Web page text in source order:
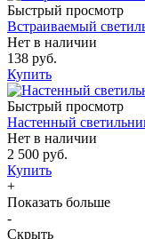
Быстрый просмотр
Встраиваемый
Нет в наличии
138 руб.
Купить
Быстрый просмотр
Настенный
Нет в наличии
2 500 руб.
Купить
+
Показать больше
-
Скрыть